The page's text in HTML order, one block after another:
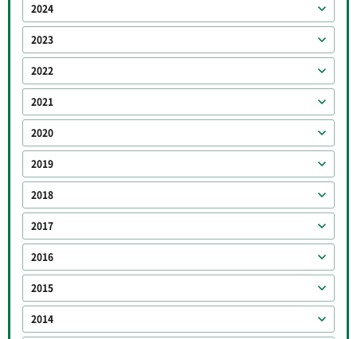
2024
2023
2022
2021
2020
2019
2018
2017
2016
2015
2014